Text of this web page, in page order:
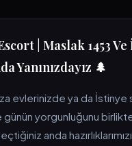
| Maslak 1453
Yanınızdayız 🌲
evlerinizde ya da İstinye
yorgunluğunu birlikte
anda hazırlıklarımızı